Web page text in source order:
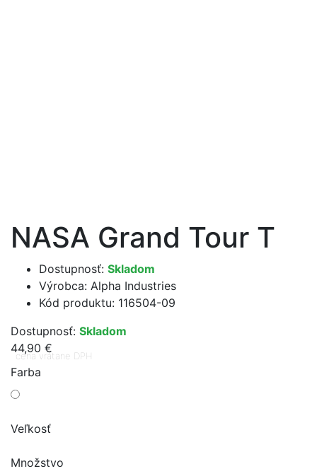
NASA Grand Tour T
Dostupnosť: Skladom
Výrobca: Alpha Industries
Kód produktu: 116504-09
Dostupnosť: Skladom
44,90 €
cena vrátane DPH
Farba
Veľkosť
Množstvo